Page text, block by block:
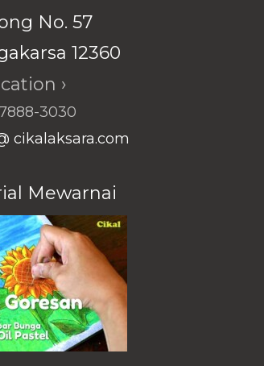
No. 57
12360
›
3030
cikalaksara.com
Mewarnai